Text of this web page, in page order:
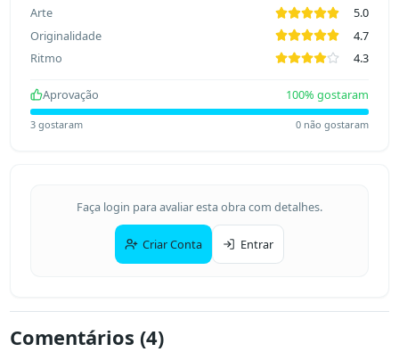
Arte
5.0
Originalidade
4.7
Ritmo
4.3
Aprovação 100% gostaram
3gostaram 0 não gostaram
Faça login para avaliar esta obra com detalhes.
Criar Conta Entrar
Comentários (4)